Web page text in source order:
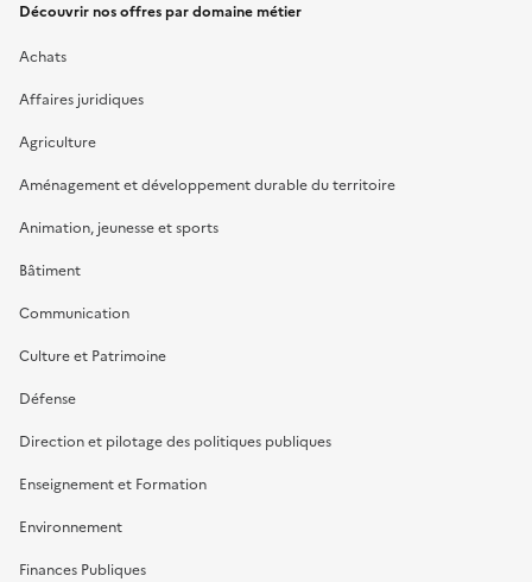
Découvrir nos offres par domaine métier
Achats
Affaires juridiques
Agriculture
Aménagement et développement durable du territoire
Animation, jeunesse et sports
Bâtiment
Communication
Culture et Patrimoine
Défense
Direction et pilotage des politiques publiques
Enseignement et Formation
Environnement
Finances Publiques